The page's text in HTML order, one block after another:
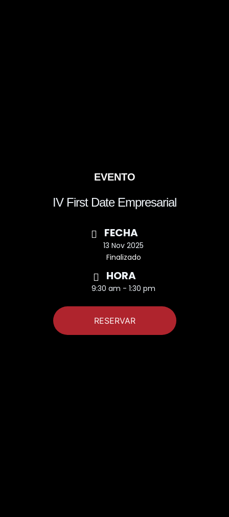
EVENTO
IV First Date Empresarial
FECHA
13 Nov 2025
Finalizado
HORA
9:30 am - 1:30 pm
RESERVAR